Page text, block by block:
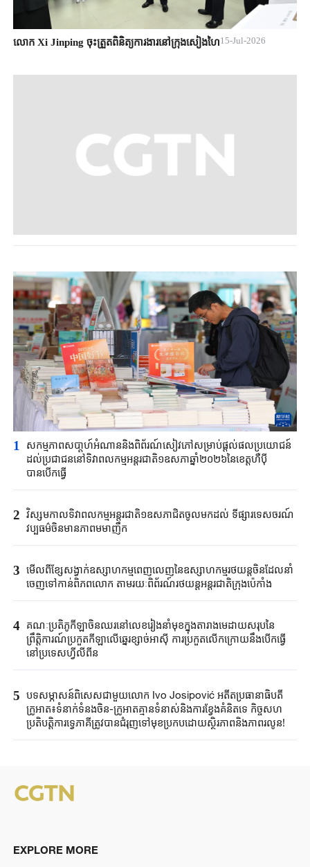
លោក Xi Jinping ចុះត្រួតពិនិត្យការងារនៅក្រុងសៀងហៃ15-Jul-2026
1
សកម្មភាពសបា្តហ៍អំណាននិងពិព័រណ៍សៀវភៅសម្រាប់ផ្តល់ផលប្រយោជន៍
ដល់ប្រជាជននៅទិវាពលកម្មអន្តរជាតិ១ឧសភាឆ្នាំ២០២៦នៃខេត្តហឺប៉ី
បានបើកធ្វើ
2 វិស្សមកាលទិវាពលកម្មអន្តរជាតិ១ឧសភាជិតចូលមកដល់ ទីផ្សារទេសចរណ៍
វប្បធម៌ចិនមានភាពមមាញឹក
3 មើលពីខ្សែសង្វាក់ឧស្សាហកម្មពេញលេញនៃឧស្សាហកម្មរថយន្តចិនដែលនាំ
ចេញទៅកាន់ពិភពលោក តាមរយៈពិព័រណ៍រថយន្តអន្តរជាតិក្រុងប៉េកាំង
4 គណៈប្រតិភូកីឡាចិនឈរនៅលេខរៀងនាំមុខក្នុងតារាងមេដាយសរុបនៃ
ព្រឹត្តិការណ៍ប្រកួតកីឡាលើឆ្នេរខ្សាច់អាស៊ី ការប្រកួតលើកក្រោយនឹងបើកធ្វើ
នៅប្រទេសហ្វីលីពីន
5 បទសម្ភាសន៍ពិសេសជាមួយលោក Ivo Josipović អតីតប្រធានាធិបតី
ក្រូអាត៖ទំនាក់ទំនងចិន-ក្រូអាតគ្មានទំនាស់និងការខ្វែងគំនិតទេ កិច្ចសហ
ប្រតិបត្តិការទ្វេភាគីត្រូវបានជំរុញទៅមុខប្រកបដោយស្ថិរភាពនិងភាពរលូន!
EXPLORE MORE